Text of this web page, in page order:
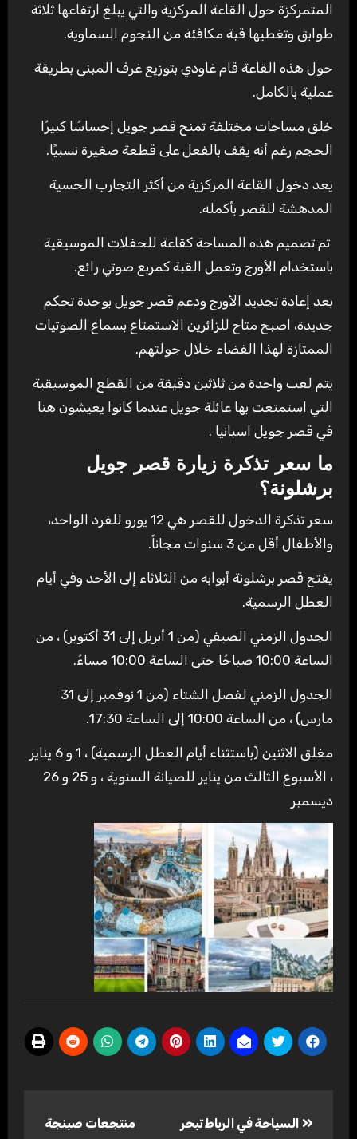
المتمركزة حول القاعة المركزية والتي يبلغ ارتفاعها ثلاثة
طوابق وتغطيها قبة مكافئة من النجوم السماوية.
حول هذه القاعة قام غاودي بتوزيع غرف المبنى بطريقة
عملية بالكامل.
خلق مساحات مختلفة تمنح قصر جويل إحساسًا كبيرًا
الحجم رغم أنه يقف بالفعل على قطعة صغيرة نسبيًا.
يعد دخول القاعة المركزية من أكثر التجارب الحسية
المدهشة للقصر بأكمله.
تم تصميم هذه المساحة كقاعة للحفلات الموسيقية
باستخدام الأورج وتعمل القبة كمربع صوتي رائع.
بعد إعادة تجديد الأورج ودعم قصر جويل بوحدة تحكم
جديدة، اصبح متاح للزائرين الاستمتاع بسماع الصوتيات
الممتازة لهذا الفضاء خلال جولتهم.
يتم لعب واحدة من ثلاثين دقيقة من القطع الموسيقية
التي استمتعت بها عائلة جويل عندما كانوا يعيشون هنا
في قصر جويل اسبانيا .
ما سعر تذكرة زيارة قصر جويل
برشلونة؟
سعر تذكرة الدخول للقصر هي 12 يورو للفرد الواحد،
والأطفال أقل من 3 سنوات مجاناً.
يفتح قصر برشلونة أبوابه من الثلاثاء إلى الأحد وفي أيام
العطل الرسمية.
الجدول الزمني الصيفي (من 1 أبريل إلى 31 أكتوبر) ، من
الساعة 10:00 صباحًا حتى الساعة 10:00 مساءً.
الجدول الزمني لفصل الشتاء (من 1 نوفمبر إلى 31
مارس) ، من الساعة 10:00 إلى الساعة 17:30.
مغلق الاثنين (باستثناء أيام العطل الرسمية) ، 1 و 6 يناير
، الأسبوع الثالث من يناير للصيانة السنوية ، و 25 و 26
ديسمبر
السياحة في الرباط تبحر منتجعات صبنجة